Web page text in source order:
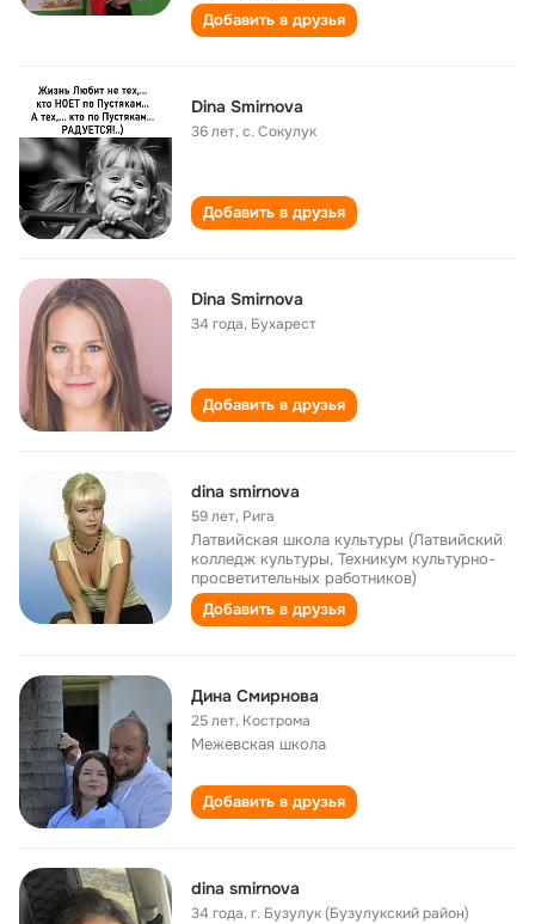
Добавить в друзья
Dina Smirnova
36 лет,с. Сокулук
Добавить в друзья
Dina Smirnova
34 года, Бухарест
Добавить в друзья
dina smirnova
59 лет, Рига
Латвийская школа культуры (Латвийский
колледж культуры, Техникум культурно-
просветительных работников)
Добавить в друзья
Дина Смирнова
25 лет, Кострома
Межевская школа
Добавить в друзья
dina smirnova
34 года,г. Бузулук (Бузулукский район)